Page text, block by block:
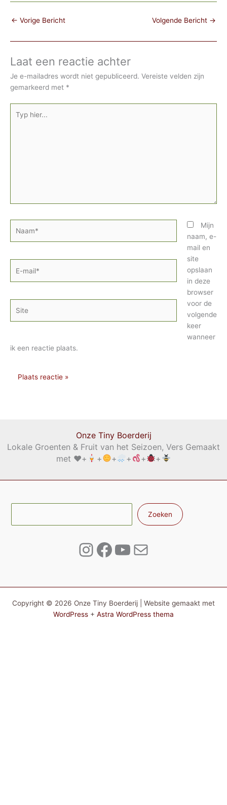
← Vorige Bericht Volgende Bericht →
Laat een reactie achter
Je e-mailadres wordt niet gepubliceerd. Vereiste velden zijn
gemarkeerd met *
hier...
mail*
Mijn
naam, e-
mail en
site
opslaan
in deze
browser
voor de
volgende
keer
wanneer
ik een reactie plaats.
Onze Tiny Boerderij
Lokale Groenten & Fruit van het Seizoen, Vers Gemaakt
met ♥️+ + + + + +
Zoeken
Instagram
Facebook
YouTube
E-mail
Copyright © 2026 Onze Tiny Boerderij | Website gemaakt met
WordPress + Astra WordPress thema